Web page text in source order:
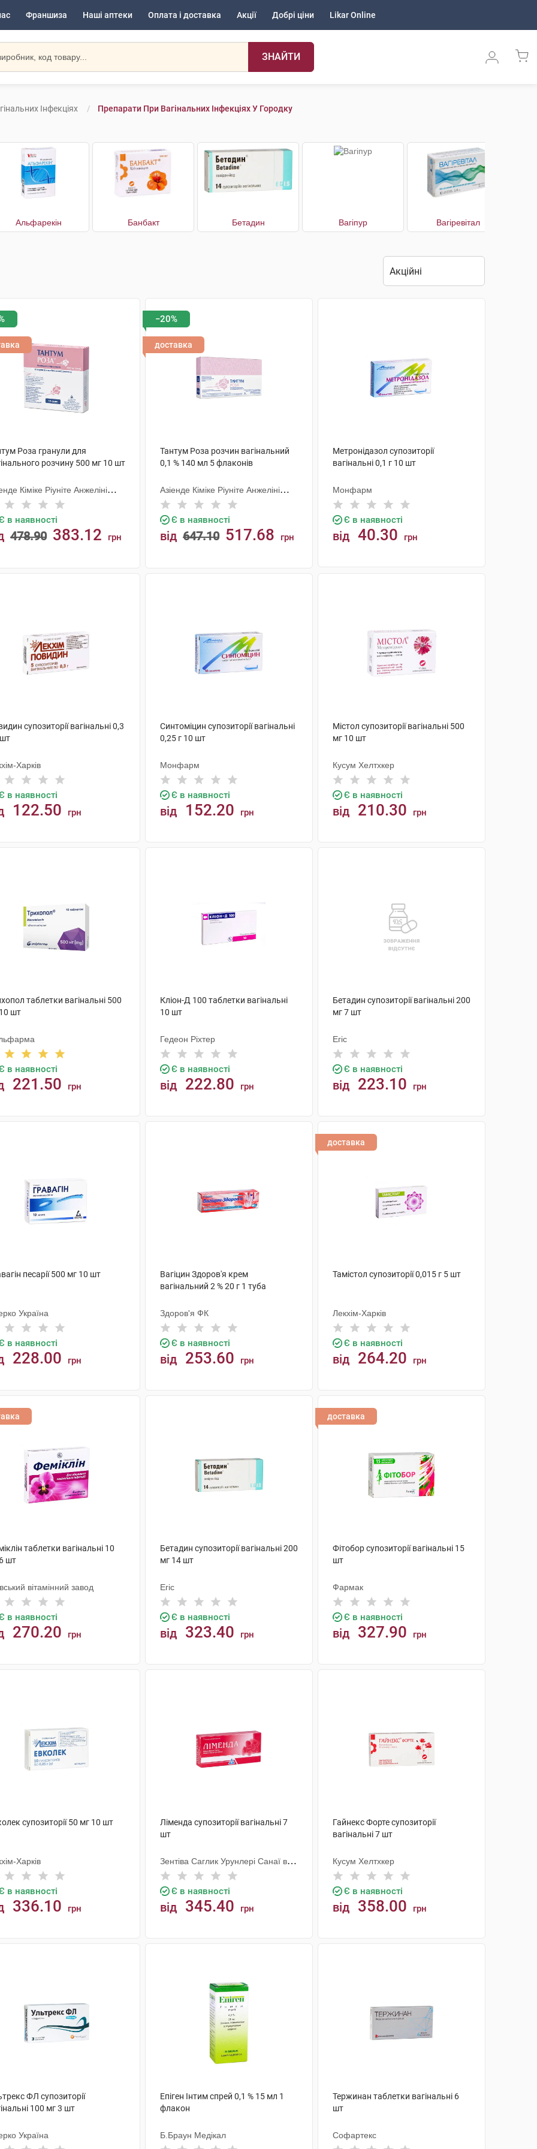
Франшиза Наші аптеки Оплата і доставка Акції Добрі ціни Likar Online
ЗНАЙТИ
Інфекціях Препарати При Вагінальних Інфекціях У Городку
Альфарекін Банбакт Бетадин Вагіпур Вагіревітал
Роза гранули для
розчину 500 мг 10 шт
Кіміке Ріуніте Анжеліні
в наявності
478.90 383.12 грн
−20%
доставка
Тантум Роза розчин вагінальний
0,1 % 140 мл 5 флаконів
Азіенде Кіміке Ріуніте Анжеліні
Франческо
Є в наявності
від 647.10 517.68 грн
Метронідазол супозиторії
вагінальні 0,1 г 10 шт
Монфарм
Є в наявності
від 40.30 грн
супозиторії вагінальні 0,3
Харків
в наявності
122.50 грн
Синтоміцин супозиторії вагінальні
0,25 г 10 шт
Монфарм
Є в наявності
від 152.20 грн
Містол супозиторії вагінальні 500
мг 10 шт
Кусум Хелтхкер
Є в наявності
від 210.30 грн
таблетки вагінальні 500
шт
в наявності
221.50 грн
Кліон-Д 100 таблетки вагінальні
10 шт
Гедеон Ріхтер
Є в наявності
від 222.80 грн
Бетадин супозиторії вагінальні 200
мг 7 шт
Егіс
Є в наявності
від 223.10 грн
песарії 500 мг 10 шт
Україна
в наявності
228.00 грн
Вагіцин Здоров'я крем
вагінальний 2 % 20 г 1 туба
Здоров'я ФК
Є в наявності
від 253.60 грн
доставка
Тамістол супозиторії 0,015 г 5 шт
Лекхім-Харків
Є в наявності
від 264.20 грн
таблетки вагінальні 10
шт
вітамінний завод
в наявності
270.20 грн
Бетадин супозиторії вагінальні 200
мг 14 шт
Егіс
Є в наявності
від 323.40 грн
доставка
Фітобор супозиторії вагінальні 15
шт
Фармак
Є в наявності
від 327.90 грн
супозиторії 50 мг 10 шт
Харків
в наявності
336.10 грн
Ліменда супозиторії вагінальні 7
шт
Зентіва Саглик Урунлері Санаї ве
Тіджарет А.Ш
Є в наявності
від 345.40 грн
Гайнекс Форте супозиторії
вагінальні 7 шт
Кусум Хелтхкер
Є в наявності
від 358.00 грн
ФЛ супозиторії
100 мг 3 шт
Україна
Епіген Інтим спрей 0,1 % 15 мл 1
флакон
Б.Браун Медікал
Тержинан таблетки вагінальні 6
шт
Софартекс